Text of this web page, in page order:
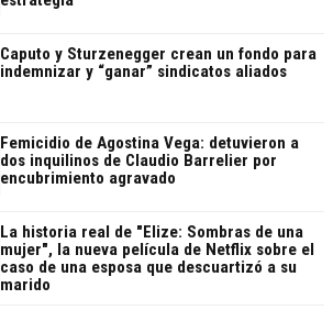
Caputo y Sturzenegger crean un fondo para
indemnizar y “ganar” sindicatos aliados
Femicidio de Agostina Vega: detuvieron a
dos inquilinos de Claudio Barrelier por
encubrimiento agravado
La historia real de "Elize: Sombras de una
mujer", la nueva película de Netflix sobre el
caso de una esposa que descuartizó a su
marido